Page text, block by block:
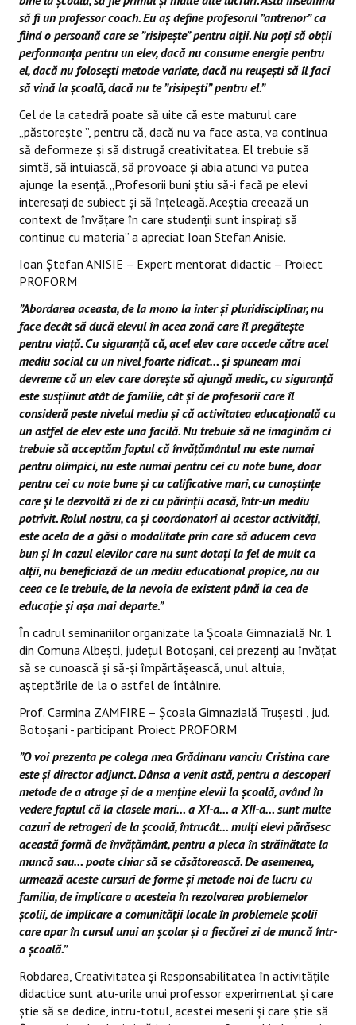
să fi un professor coach. Eu aș define profesorul ”antrenor” ca
fiind o persoană care se ”risipește” pentru alții. Nu poți să obții
performanța pentru un elev, dacă nu consume energie pentru
el, dacă nu folosești metode variate, dacă nu reușești să îl faci
să vină la școală, dacă nu te ”risipești” pentru el.”
Cel de la catedră poate să uite că este maturul care
„păstorește ”, pentru că, dacă nu va face asta, va continua
să deformeze și să distrugă creativitatea. El trebuie să
simtă, să intuiască, să provoace și abia atunci va putea
ajunge la esență. „Profesorii buni ştiu să-i facă pe elevi
interesaţi de subiect şi să înţeleagă. Aceştia creează un
context de învăţare în care studenţii sunt inspiraţi să
continue cu materia” a apreciat Ioan Stefan Anisie.
Ioan Ștefan ANISIE – Expert mentorat didactic – Proiect
PROFORM
”Abordarea aceasta, de la mono la inter și pluridisciplinar, nu
face decât să ducă elevul în acea zonă care îl pregătește
pentru viață. Cu siguranță că, acel elev care accede către acel
mediu social cu un nivel foarte ridicat… și spuneam mai
devreme că un elev care dorește să ajungă medic, cu siguranță
este susțiinut atât de familie, cât și de profesorii care îl
consideră peste nivelul mediu și că activitatea educațională cu
un astfel de elev este una facilă. Nu trebuie să ne imaginăm ci
trebuie să acceptăm faptul că învățământul nu este numai
pentru olimpici, nu este numai pentru cei cu note bune, doar
pentru cei cu note bune și cu calificative mari, cu cunoștințe
care și le dezvoltă zi de zi cu părinții acasă, într-un mediu
potrivit. Rolul nostru, ca și coordonatori ai acestor activități,
este acela de a găsi o modalitate prin care să aducem ceva
bun și în cazul elevilor care nu sunt dotați la fel de mult ca
alții, nu beneficiază de un mediu educational propice, nu au
ceea ce le trebuie, de la nevoia de existent până la cea de
educație și așa mai departe.”
În cadrul seminariilor organizate la Școala Gimnazială Nr. 1
din Comuna Albești, județul Botoșani, cei prezenți au învățat
să se cunoască și să-și împărtășească, unul altuia,
așteptările de la o astfel de întâlnire.
Prof. Carmina ZAMFIRE – Școala Gimnazială Trușești , jud.
Botoșani - participant Proiect PROFORM
”O voi prezenta pe colega mea Grădinaru vanciu Cristina care
este și director adjunct. Dânsa a venit astă, pentru a descoperi
metode de a atrage și de a menține elevii la școală, având în
vedere faptul că la clasele mari… a XI-a… a XII-a… sunt multe
cazuri de retrageri de la școală, întrucât… mulți elevi părăsesc
această formă de învățământ, pentru a pleca în străinătate la
muncă sau… poate chiar să se căsătorească. De asemenea,
urmează aceste cursuri de forme și metode noi de lucru cu
familia, de implicare a acesteia în rezolvarea problemelor
școlii, de implicare a comunității locale în problemele școlii
care apar în cursul unui an școlar și a fiecărei zi de muncă într-
o școală.”
Robdarea, Creativitatea și Responsabilitatea în activitățile
didactice sunt atu-urile unui professor experimentat și care
știe să se dedice, intru-totul, acestei meserii și care știe să